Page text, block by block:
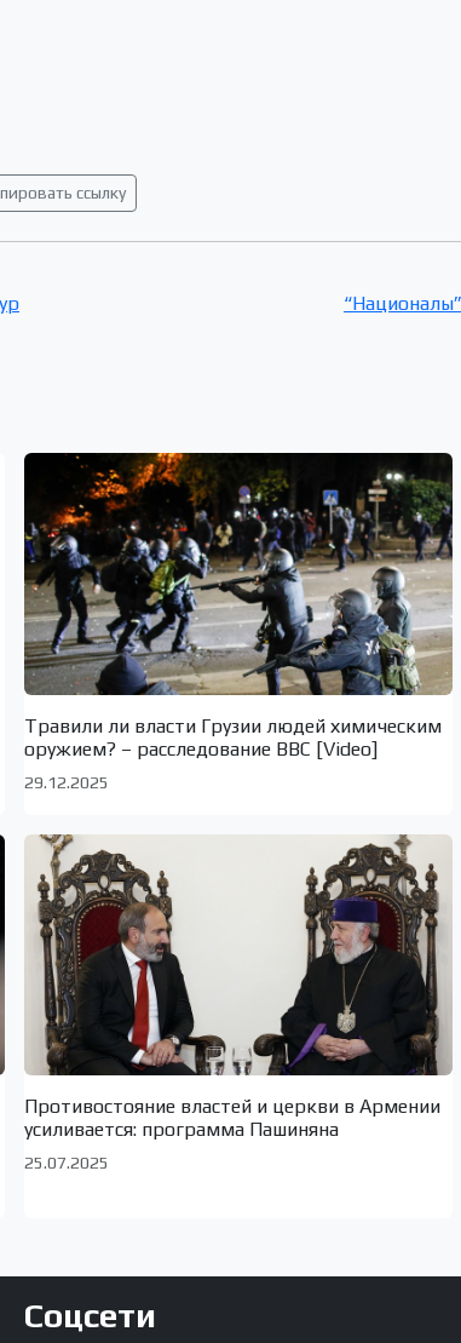
ссылку
Травили ли власти Грузии людей химическим
оружием? – расследование BBC [Video]
29.12.2025
Противостояние властей и церкви в Армении
усиливается: программа Пашиняна
25.07.2025
Соцсети